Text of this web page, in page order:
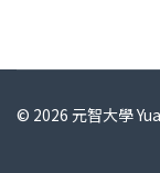
© 2026 元智大學